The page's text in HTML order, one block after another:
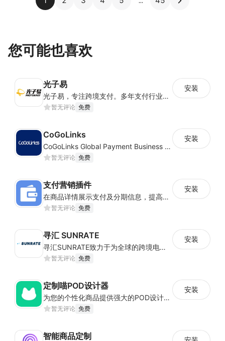
您可能也喜欢
光子易
光子易，专注跨境支付。多年支付行业经验，拥有全球一体化合规及风险管理体系，为中国跨境电商卖家提供安全合规、高效便捷、低成本全球收款及金融服务。
暂无评论 免费
安装
CoGoLinks
CoGoLinks Global Payment Business Solutions
暂无评论 免费
安装
支付营销插件
在商品详情展示支付及分期信息，提高商品转化率
暂无评论 免费
安装
寻汇 SUNRATE
寻汇SUNRATE致力于为全球的跨境电商、一般贸易、在线航旅、留学教育等企业客户提供一站式跨境支付产品与服务.
暂无评论 免费
安装
定制喵POD设计器
为您的个性化商品提供强大的POD设计器和在线定制功能
暂无评论 免费
安装
智能商品定制